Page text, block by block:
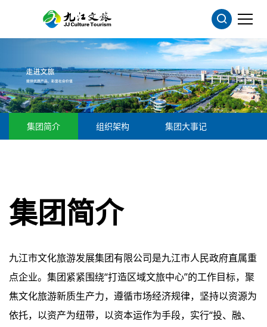
集团简介 组织架构 集团大事记
集团简介
九江市文化旅游发展集团有限公司是九江市人民政府直属重
点企业。集团紧紧围绕“打造区域文旅中心”的工作目标，聚
焦文化旅游新质生产力，遵循市场经济规律，坚持以资源为
依托，以资产为纽带，以资本运作为手段，实行“投、融、